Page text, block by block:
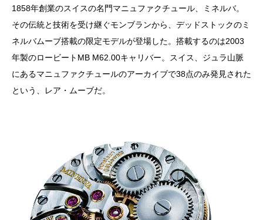
1858年創業のスイスの名門マニュファクチュール、ミネルバ。
その伝統と技術を受け継ぐモンブランから、デッドストックのミ
ネルバムーブ搭載の限定モデルが登場した。搭載するのは2003
年製のロービートMB M62.00キャリバー。スイス、ジュラ山脈
にあるマニュファクチュールのアーカイブで38点のみ発見された
という、レア・ムーブだ。